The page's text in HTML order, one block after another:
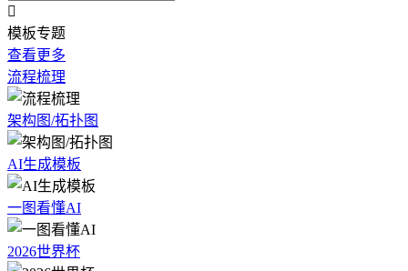

模板专题
查看更多
流程梳理
架构图/拓扑图
AI生成模板
一图看懂AI
2026世界杯